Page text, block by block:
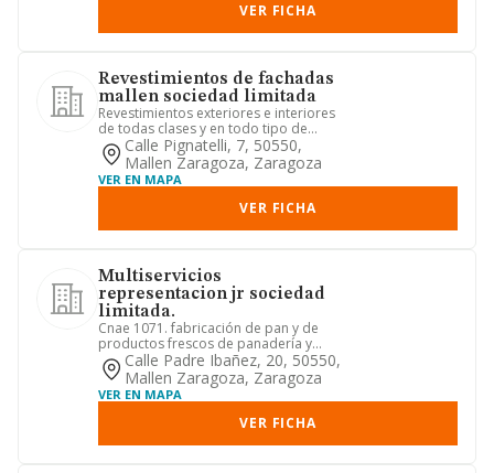
VER FICHA
Revestimientos de fachadas
mallen sociedad limitada
Revestimientos exteriores e interiores
de todas clases y en todo tipo de
obras.Calle Pignatelli, 7, 50550,
Mallen Zaragoza, Zaragoza
VER EN MAPA
VER FICHA
Multiservicios
representacion jr sociedad
limitada.
Cnae 1071. fabricación de pan y de
productos frescos de panadería y
pastelería. consultoría informá...
Calle Padre Ibañez, 20, 50550,
Mallen Zaragoza, Zaragoza
VER EN MAPA
VER FICHA